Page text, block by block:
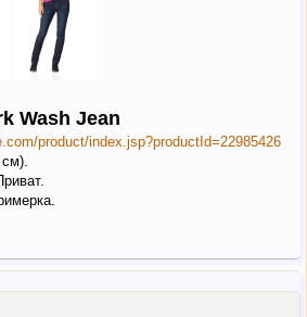
Wash Jean
product/index.jsp?productId=22985426